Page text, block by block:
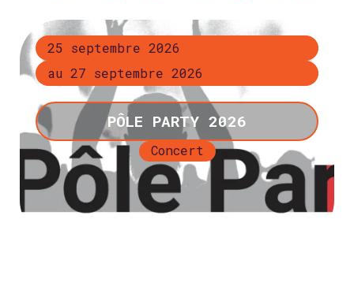
25 septembre 2026
au 27 septembre 2026
PÔLE PARTY 2026
Concert
+ d’infos